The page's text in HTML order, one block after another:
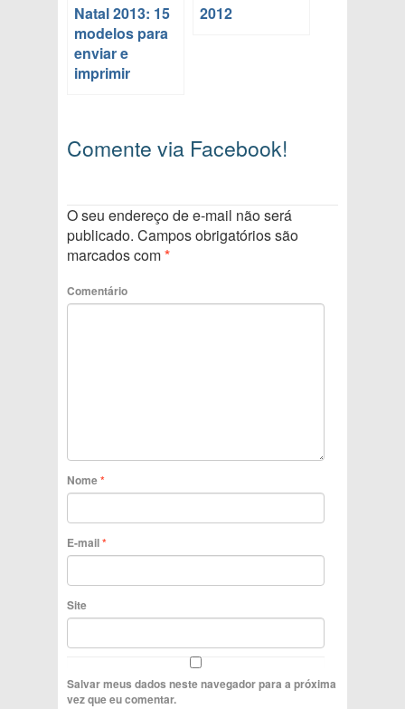
Natal 2013: 15
modelos para
enviar e
imprimir
2012
Comente via Facebook!
O seu endereço de e-mail não será
publicado. Campos obrigatórios são
marcados com*
Comentário
Nome*
E-mail*
Site
Salvar meus dados neste navegador para a próxima
vez que eu comentar.